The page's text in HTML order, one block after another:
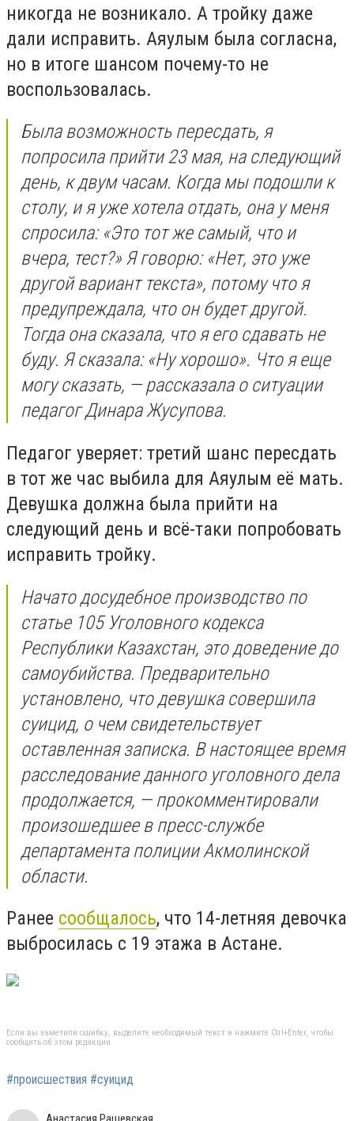
никогда не возникало. А тройку даже
дали исправить. Аяулым была согласна,
но в итоге шансом почему-то не
воспользовалась.
Была возможность пересдать, я
попросила прийти 23 мая, на следующий
день, к двум часам. Когда мы подошли к
столу, и я уже хотела отдать, она у меня
спросила: «Это тот же самый, что и
вчера, тест?» Я говорю: «Нет, это уже
другой вариант текста», потому что я
предупреждала, что он будет другой.
Тогда она сказала, что я его сдавать не
буду. Я сказала: «Ну хорошо». Что я еще
могу сказать, — рассказала о ситуации
педагог Динара Жусупова.
Педагог уверяет: третий шанс пересдать
в тот же час выбила для Аяулым её мать.
Девушка должна была прийти на
следующий день и всё-таки попробовать
исправить тройку.
Начато досудебное производство по
статье 105 Уголовного кодекса
Республики Казахстан, это доведение до
самоубийства. Предварительно
установлено, что девушка совершила
суицид, о чем свидетельствует
оставленная записка. В настоящее время
расследование данного уголовного дела
продолжается, — прокомментировали
произошедшее в пресс-службе
департамента полиции Акмолинской
области.
Ранее сообщалось, что 14-летняя девочка
выбросилась с 19 этажа в Астане.
Если вы заметили ошибку, выделите необходимый текст и нажмите Ctrl+Enter, чтобы
сообщить об этом редакции
#происшествия #суицид